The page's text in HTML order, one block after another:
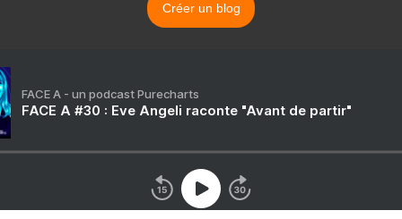
Créer un blog
FACE A - un podcast Purecharts
FACE A #30 : Eve Angeli raconte "Avant de partir"